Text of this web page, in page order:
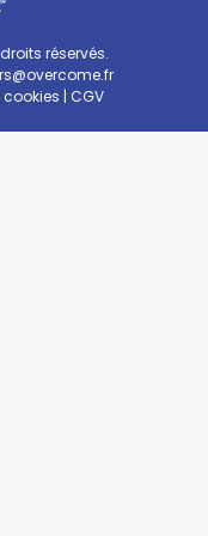
réservés.
| CGV